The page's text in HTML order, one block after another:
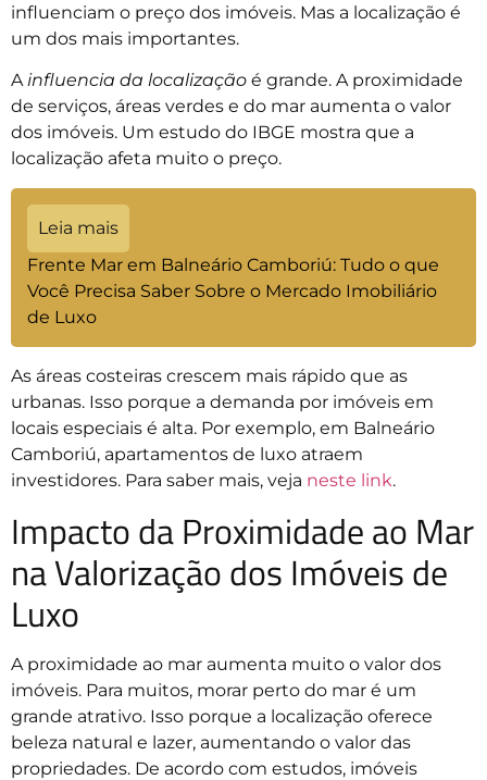
influenciam o preço dos imóveis. Mas a localização é
um dos mais importantes.
Ainfluencia da localização é grande. A proximidade
de serviços, áreas verdes e do mar aumenta o valor
dos imóveis. Um estudo do IBGE mostra que a
localização afeta muito o preço.
Leia mais
Frente Mar em Balneário Camboriú: Tudo o que
Você Precisa Saber Sobre o Mercado Imobiliário
de Luxo
As áreas costeiras crescem mais rápido que as
urbanas. Isso porque a demanda por imóveis em
locais especiais é alta. Por exemplo, em Balneário
Camboriú, apartamentos de luxo atraem
investidores. Para saber mais, veja neste link.
Impacto da Proximidade ao Mar
na Valorização dos Imóveis de
Luxo
A proximidade ao mar aumenta muito o valor dos
imóveis. Para muitos, morar perto do mar é um
grande atrativo. Isso porque a localização oferece
beleza natural e lazer, aumentando o valor das
propriedades. De acordo com estudos, imóveis